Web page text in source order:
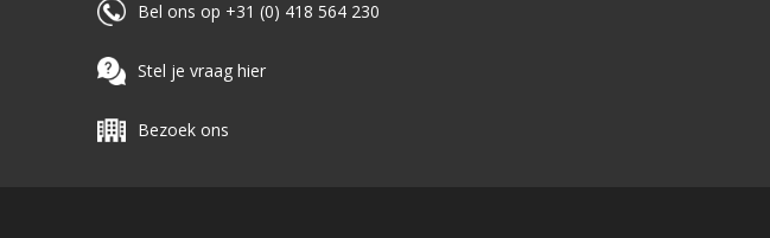
Bel ons op +31 (0) 418 564 230
Stel je vraag hier
Bezoek ons